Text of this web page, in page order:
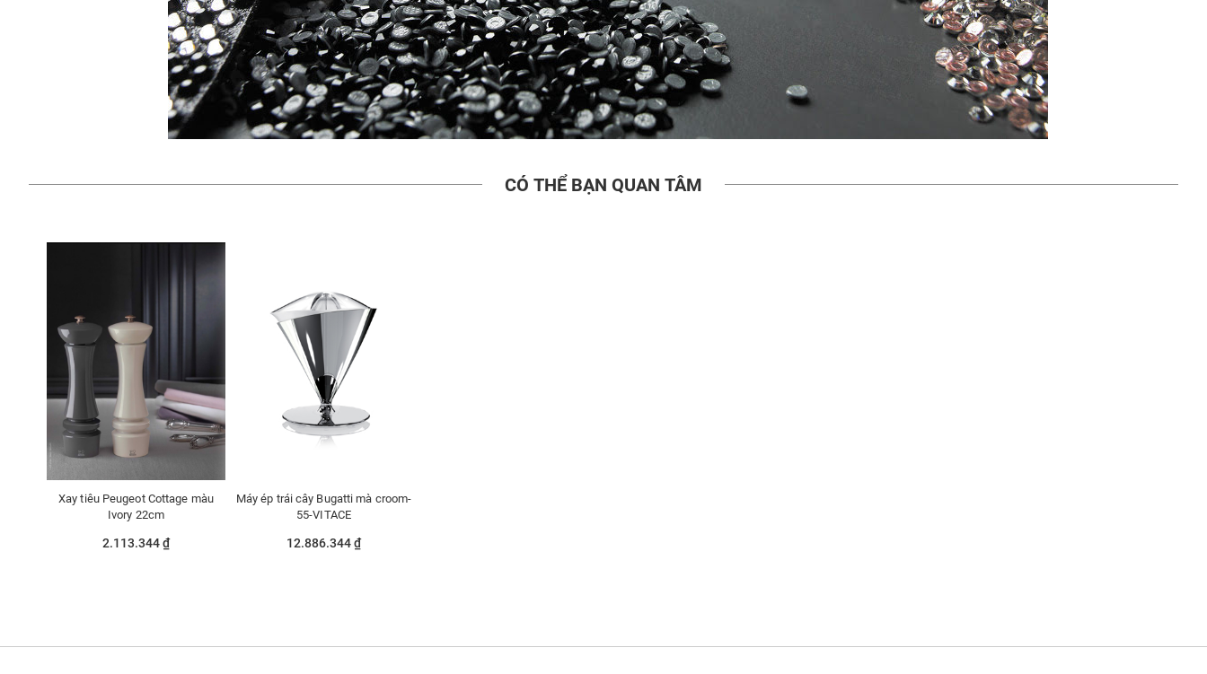
CÓ THỂ BẠN QUAN TÂM
Xay tiêu Peugeot Cottage màu
Ivory 22cm
2.113.344 ₫
Máy ép trái cây Bugatti mà croom-
55-VITACE
12.886.344 ₫